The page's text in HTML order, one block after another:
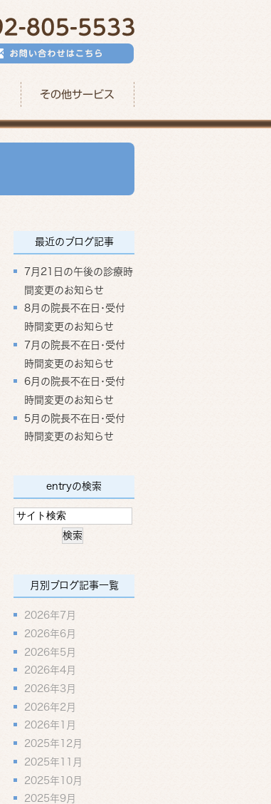
その他サービス
最近のブログ記事
7月21日の午後の診療時
間変更のお知らせ
8月の院長不在日･受付
時間変更のお知らせ
7月の院長不在日･受付
時間変更のお知らせ
6月の院長不在日･受付
時間変更のお知らせ
5月の院長不在日･受付
時間変更のお知らせ
entryの検索
月別ブログ記事一覧
2026年7月
2026年6月
2026年5月
2026年4月
2026年3月
2026年2月
2026年1月
2025年12月
2025年11月
2025年10月
2025年9月